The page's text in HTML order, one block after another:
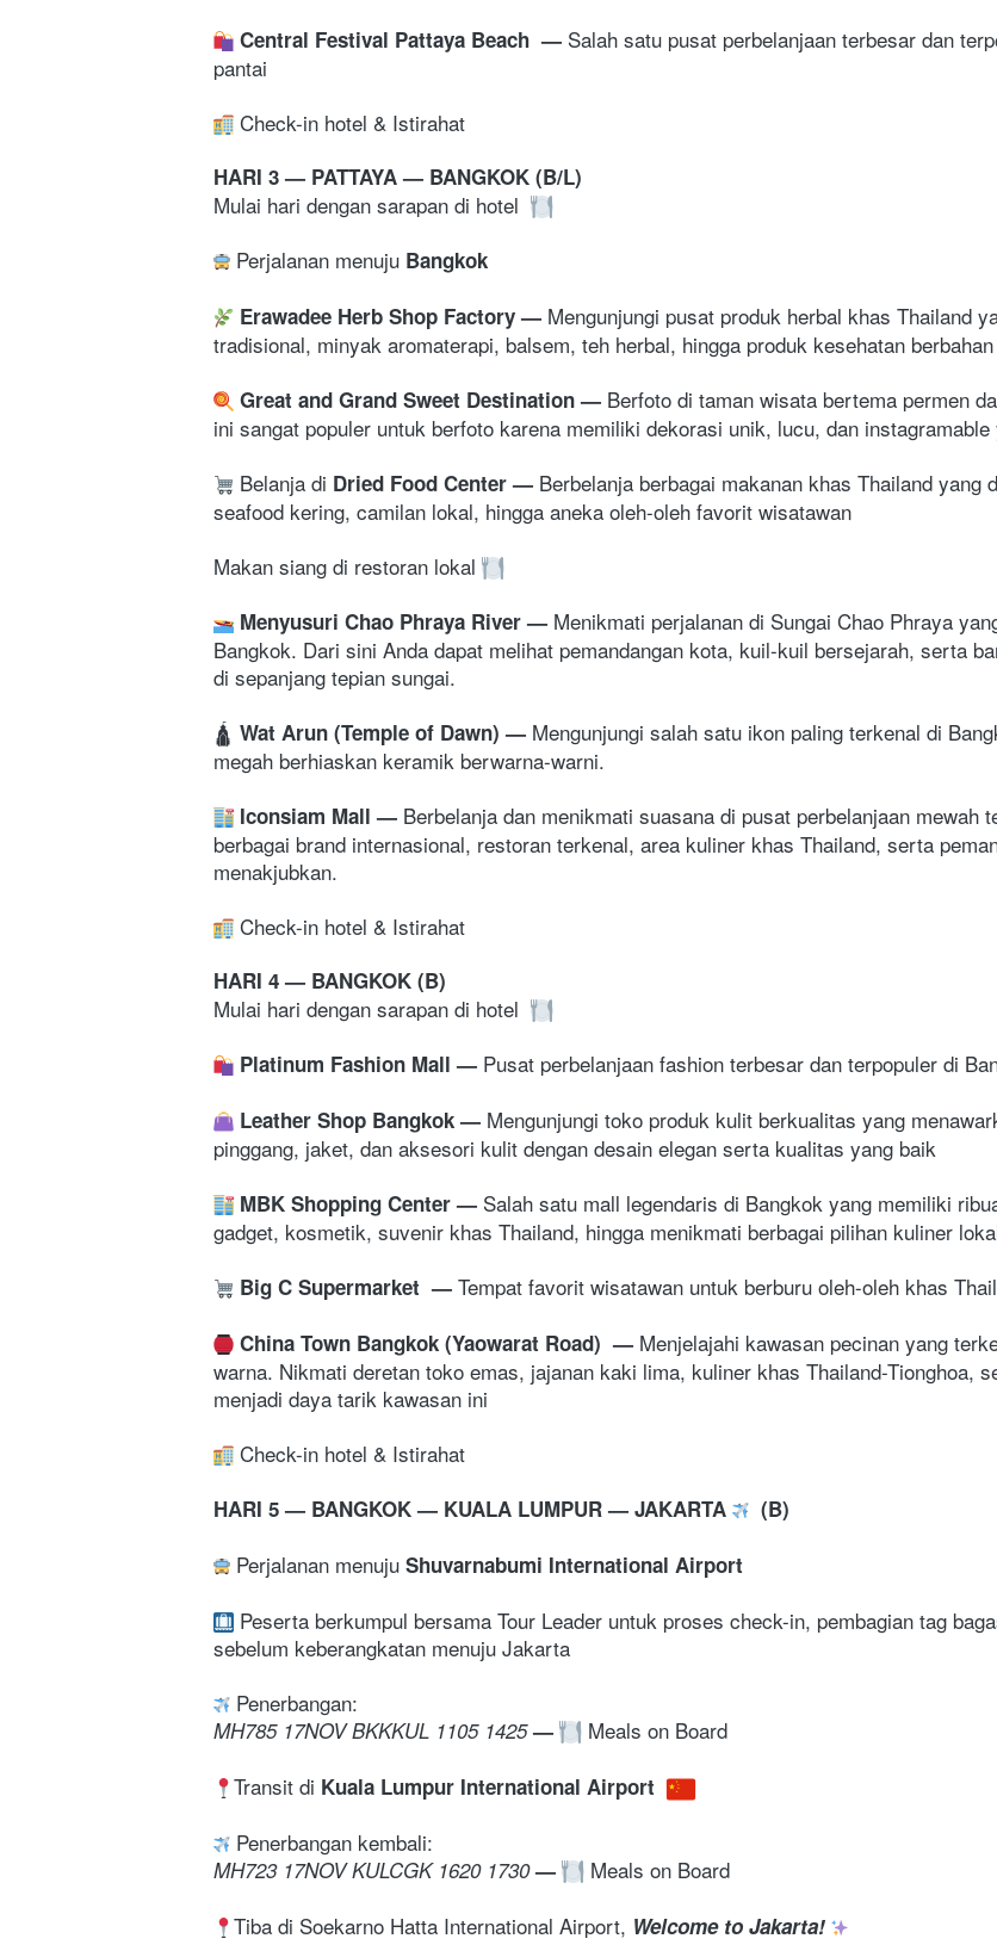
Central Festival Pattaya Beach — Salah satu pusat perbelanjaan terbesar dan
pantai
Check-in hotel & Istirahat
HARI 3 — PATTAYA — BANGKOK (B/L)
Mulai hari dengan sarapan di hotel
Perjalanan menuju Bangkok
Erawadee Herb Shop Factory — Mengunjungi pusat produk herbal khas Thailand
tradisional, minyak aromaterapi, balsem, teh herbal, hingga produk kesehatan
Great and Grand Sweet Destination — Berfoto di taman wisata bertema permen
ini sangat populer untuk berfoto karena memiliki dekorasi unik, lucu, dan
Belanja di Dried Food Center — Berbelanja berbagai makanan khas Thailand
seafood kering, camilan lokal, hingga aneka oleh-oleh favorit wisatawan
Makan siang di restoran lokal
Menyusuri Chao Phraya River — Menikmati perjalanan di Sungai Chao Phraya
Bangkok. Dari sini Anda dapat melihat pemandangan kota, kuil-kuil bersejarah, serta
di sepanjang tepian sungai.
🛕 Wat Arun (Temple of Dawn) — Mengunjungi salah satu ikon paling terkenal di
megah berhiaskan keramik berwarna-warni.
Iconsiam Mall — Berbelanja dan menikmati suasana di pusat perbelanjaan mewah
berbagai brand internasional, restoran terkenal, area kuliner khas Thailand, serta
menakjubkan.
Check-in hotel & Istirahat
HARI 4 — BANGKOK (B)
Mulai hari dengan sarapan di hotel
Platinum Fashion Mall — Pusat perbelanjaan fashion terbesar dan terpopuler di
Leather Shop Bangkok — Mengunjungi toko produk kulit berkualitas yang
pinggang, jaket, dan aksesori kulit dengan desain elegan serta kualitas yang baik
MBK Shopping Center — Salah satu mall legendaris di Bangkok yang memiliki
gadget, kosmetik, suvenir khas Thailand, hingga menikmati berbagai pilihan kuliner
Big C Supermarket — Tempat favorit wisatawan untuk berburu oleh-oleh khas
China Town Bangkok (Yaowarat Road) — Menjelajahi kawasan pecinan yang
warna. Nikmati deretan toko emas, jajanan kaki lima, kuliner khas Thailand-Tionghoa,
menjadi daya tarik kawasan ini
Check-in hotel & Istirahat
HARI 5 — BANGKOK — KUALA LUMPUR — JAKARTA
  (B)
Perjalanan menuju Shuvarnabumi International Airport
Peserta berkumpul bersama Tour Leader untuk proses check-in, pembagian tag
sebelum keberangkatan menuju Jakarta
Penerbangan:
MH785 17NOV BKKKUL 1105 1425 —
Meals on Board
Transit di Kuala Lumpur International Airport
Penerbangan kembali:
MH723 17NOV KULCGK 1620 1730 —
Meals on Board
Tiba di Soekarno Hatta International Airport, Welcome to Jakarta!